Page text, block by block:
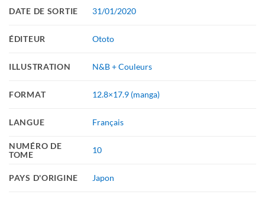
DATE DE SORTIE 31/01/2020
ÉDITEUR Ototo
ILLUSTRATION N&B + Couleurs
FORMAT 12.8×17.9 (manga)
LANGUE Français
NUMÉRO DE
TOME
10
PAYS D'ORIGINE Japon